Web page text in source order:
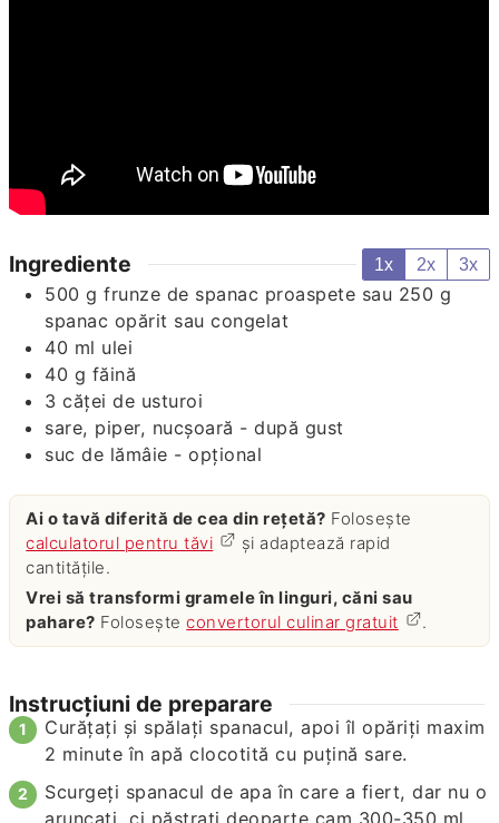
Ingrediente 1x 2x 3x
500 g frunze de spanac proaspete sau 250 g
spanac opărit sau congelat
40 ml ulei
40 g făină
3 căței de usturoi
sare, piper, nucșoară - după gust
suc de lămâie - opțional
Ai o tavă diferită de cea din rețetă? Folosește
calculatorul pentru tăvi
și adaptează rapid
cantitățile.
Vrei să transformi gramele în linguri, căni sau
pahare? Foloseșteconvertorul culinar gratuit .
Instrucțiuni de preparare
Curățați și spălați spanacul, apoi îl opăriți maxim
2 minute în apă clocotită cu puțină sare.
Scurgeți spanacul de apa în care a fiert, dar nu o
aruncați, ci păstrați deoparte cam 300-350 ml.